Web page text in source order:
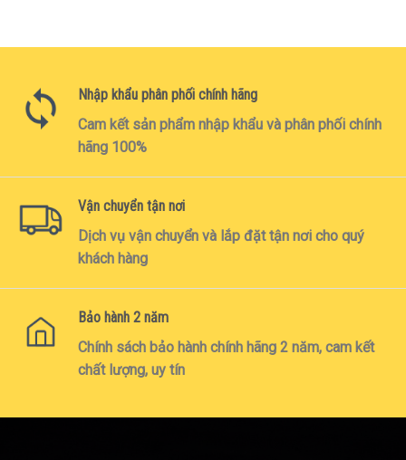
Nhập khẩu phân phối chính hãng
Cam kết sản phẩm nhập khẩu và phân phối chính
hãng 100%
Vận chuyển tận nơi
Dịch vụ vận chuyển và lắp đặt tận nơi cho quý
khách hàng
Bảo hành 2 năm
Chính sách bảo hành chính hãng 2 năm, cam kết
chất lượng, uy tín